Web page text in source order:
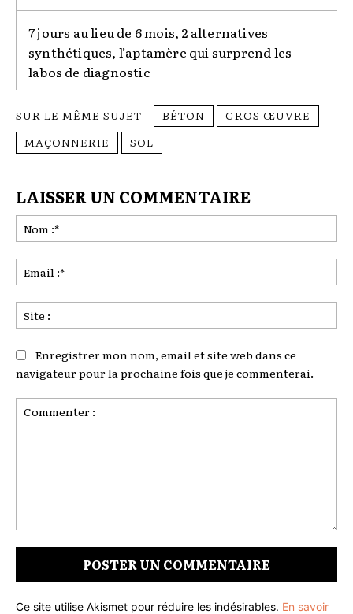
7 jours au lieu de 6 mois, 2 alternatives
synthétiques, l’aptamère qui surprend les
labos de diagnostic
SUR LE MÊME SUJET BÉTON
GROS ŒUVRE
MAÇONNERIE
SOL
LAISSER UN COMMENTAIRE
:*
:*
:
Enregistrer mon nom, email et site web dans ce
navigateur pour la prochaine fois que je commenterai.
Ce site utilise Akismet pour réduire les indésirables. En savoir